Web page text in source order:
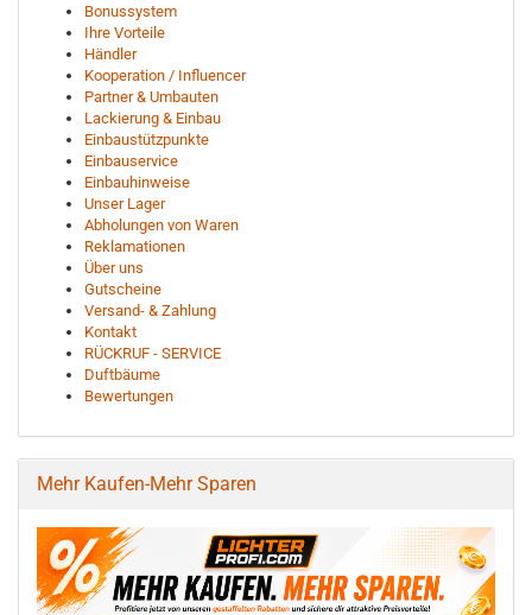
Bonussystem
Ihre Vorteile
Händler
Kooperation / Influencer
Partner & Umbauten
Lackierung & Einbau
Einbaustützpunkte
Einbauservice
Einbauhinweise
Unser Lager
Abholungen von Waren
Reklamationen
Über uns
Gutscheine
Versand- & Zahlung
Kontakt
RÜCKRUF - SERVICE
Duftbäume
Bewertungen
Mehr Kaufen-Mehr Sparen